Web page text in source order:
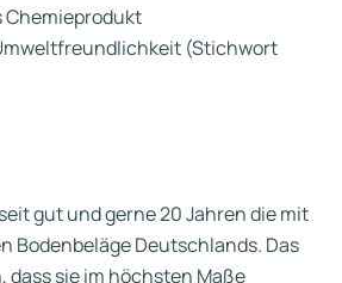
Chemieprodukt
(Stichwort
gut und gerne 20 Jahren die mit
Bodenbeläge Deutschlands. Das
dass sie im höchsten Maße